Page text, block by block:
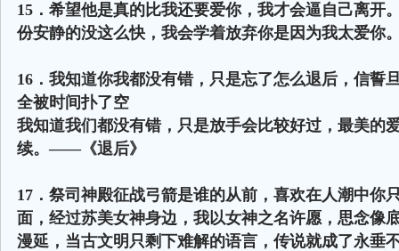
15．希望他是真的比我还要爱你，我才会逼自己离开
份安静的没这么快，我会学着放弃你是因为我太爱
16．我知道你我都没有错，只是忘了怎么退后，信誓
全被时间扑了空
我知道我们都没有错，只是放手会比较好过，最美的
续。——《退后》
17．祭司神殿征战弓箭是谁的从前，喜欢在人潮中你
面，经过苏美女神身边，我以女神之名许愿，思念像
漫延，当古文明只剩下难解的语言，传说就成了永垂